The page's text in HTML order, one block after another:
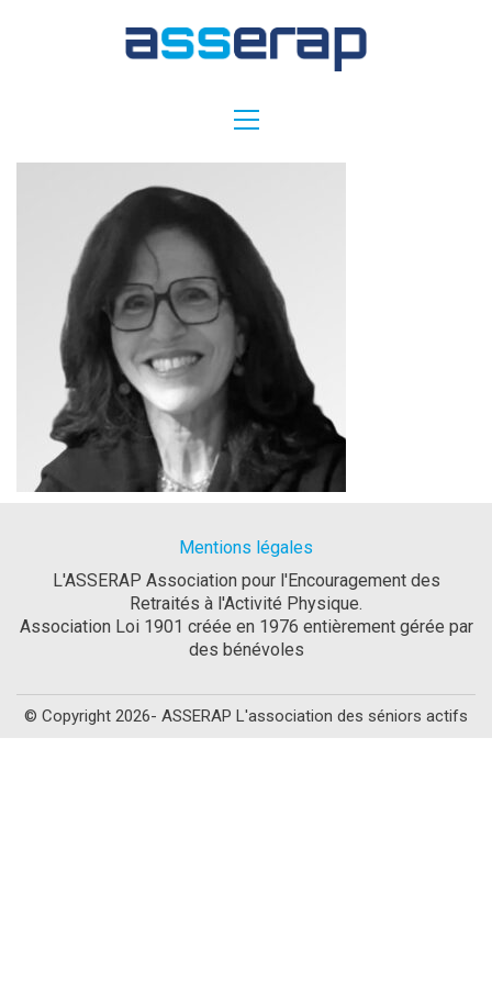
Mentions légales
L'ASSERAP Association pour l'Encouragement des
Retraités à l'Activité Physique.
Association Loi 1901 créée en 1976 entièrement gérée par
des bénévoles
© Copyright 2026- ASSERAP L'association des séniors actifs